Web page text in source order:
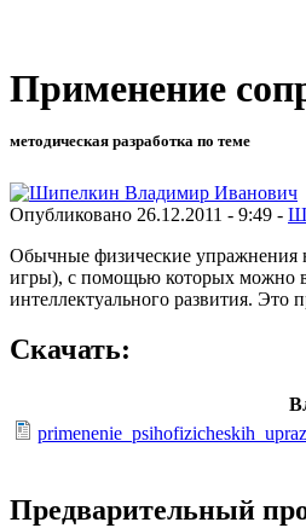
Применение
методическая разработка по теме
Опубликовано 26.12.2011 - 9:49 -
Обычные физические упражнения
игры), с помощью которых можно
интеллектуального развития. Это
Скачать:
Предварительный